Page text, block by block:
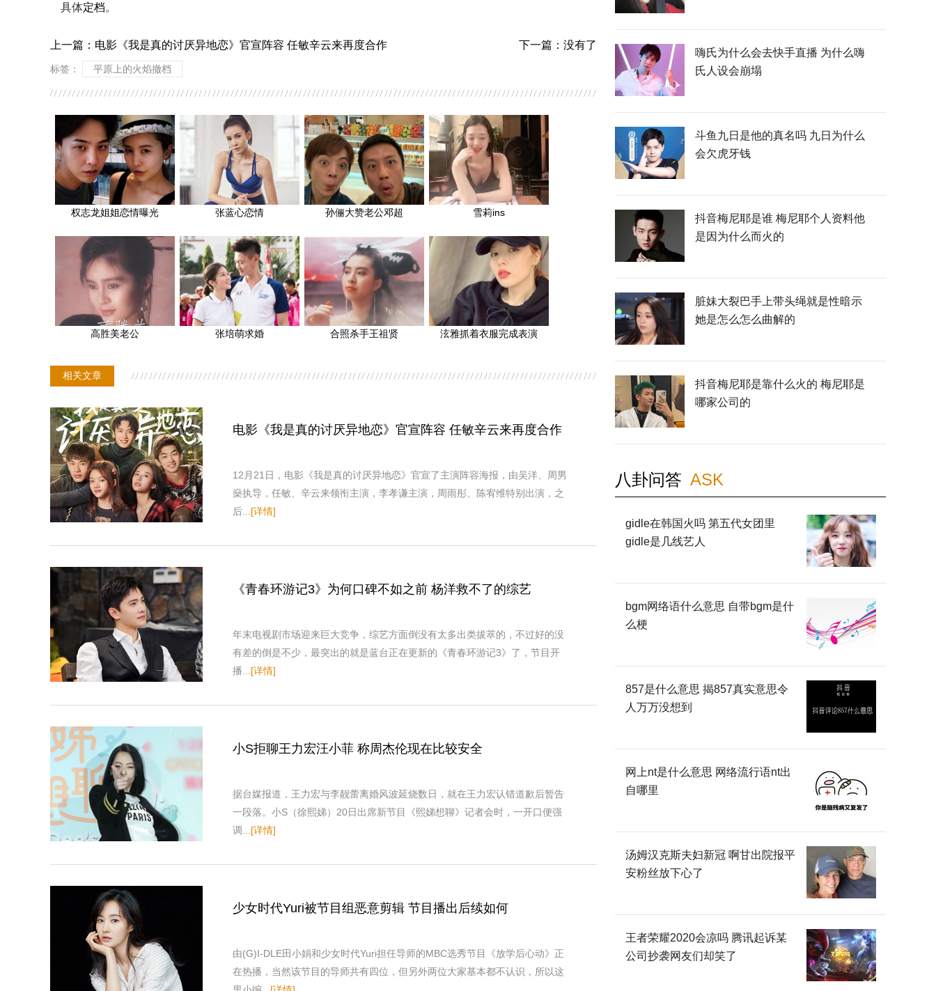
具体定档。
上一篇： 电影《我是真的讨厌异地恋》官宣阵容 任敏辛云来再度合作 下一篇：没有了
标签： 平原上的火焰撤档
权志龙姐姐恋情曝光 张蓝心恋情 孙俪大赞老公邓超 雪莉ins
高胜美老公 张培萌求婚 合照杀手王祖贤 泫雅抓着衣服完成表演
相关文章
电影《我是真的讨厌异地恋》官宣阵容 任敏辛云来再度合作
12月21日，电影《我是真的讨厌异地恋》官宣了主演阵容海报，由吴洋、周男
燊执导，任敏、辛云来领衔主演，李孝谦主演，周雨彤、陈宥维特别出演，之
后... [详情]
《青春环游记3》为何口碑不如之前 杨洋救不了的综艺
年末电视剧市场迎来巨大竞争，综艺方面倒没有太多出类拔萃的，不过好的没
有差的倒是不少，最突出的就是蓝台正在更新的《青春环游记3》了，节目开
播... [详情]
小S拒聊王力宏汪小菲 称周杰伦现在比较安全
据台媒报道，王力宏与李靓蕾离婚风波延烧数日，就在王力宏认错道歉后暂告
一段落。小S（徐熙娣）20日出席新节目《熙娣想聊》记者会时，一开口便强
调... [详情]
少女时代Yuri被节目组恶意剪辑 节目播出后续如何
由(G)I-DLE田小娟和少女时代Yuri担任导师的MBC选秀节目《放学后心动》正
在热播，当然该节目的导师共有四位，但另外两位大家基本都不认识，所以这
嗨氏为什么会去快手直播 为什么嗨
氏人设会崩塌
斗鱼九日是他的真名吗 九日为什么
会欠虎牙钱
抖音梅尼耶是谁 梅尼耶个人资料他
是因为什么而火的
脏妹大裂巴手上带头绳就是性暗示
她是怎么怎么曲解的
抖音梅尼耶是靠什么火的 梅尼耶是
哪家公司的
八卦问答 ASK
gidle在韩国火吗 第五代女团里
gidle是几线艺人
bgm网络语什么意思 自带bgm是什
么梗
857是什么意思 揭857真实意思令
人万万没想到
网上nt是什么意思 网络流行语nt出
自哪里
汤姆汉克斯夫妇新冠 啊甘出院报平
安粉丝放下心了
王者荣耀2020会凉吗 腾讯起诉某
公司抄袭网友们却笑了